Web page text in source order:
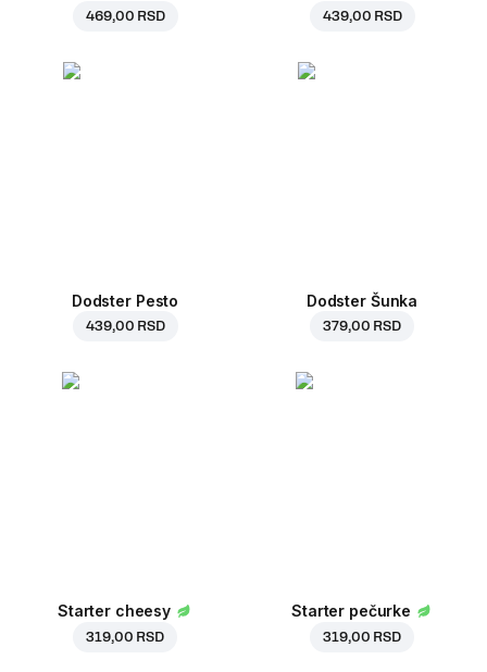
469,00 RSD 439,00 RSD
Dodster Pesto
439,00 RSD
Dodster Šunka
379,00 RSD
Starter cheesy
319,00 RSD
Starter pečurke
319,00 RSD